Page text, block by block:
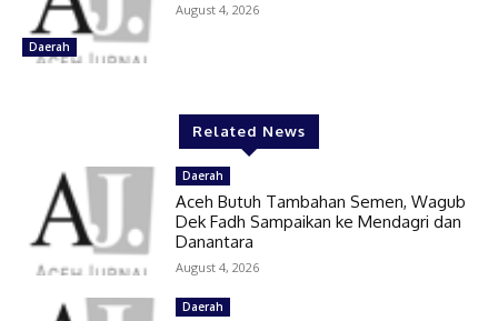
Daerah
August 4, 2026
Related News
Daerah
Aceh Butuh Tambahan Semen, Wagub
Dek Fadh Sampaikan ke Mendagri dan
Danantara
August 4, 2026
Daerah